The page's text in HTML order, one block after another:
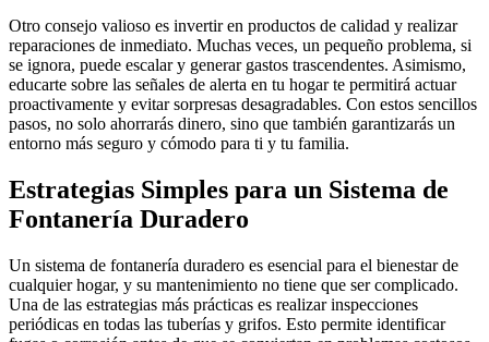
Otro consejo valioso es invertir en productos de calidad y realizar
reparaciones de inmediato. Muchas veces, un pequeño problema, si
se ignora, puede escalar y generar gastos trascendentes. Asimismo,
educarte sobre las señales de alerta en tu hogar te permitirá actuar
proactivamente y evitar sorpresas desagradables. Con estos sencillos
pasos, no solo ahorrarás dinero, sino que también garantizarás un
entorno más seguro y cómodo para ti y tu familia.
Estrategias Simples para un Sistema de
Fontanería Duradero
Un sistema de fontanería duradero es esencial para el bienestar de
cualquier hogar, y su mantenimiento no tiene que ser complicado.
Una de las estrategias más prácticas es realizar inspecciones
periódicas en todas las tuberías y grifos. Esto permite identificar